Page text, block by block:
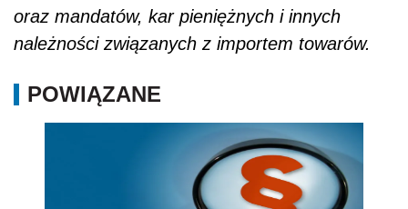
oraz mandatów, kar pieniężnych i innych
należności związanych z importem towarów.
POWIĄZANE